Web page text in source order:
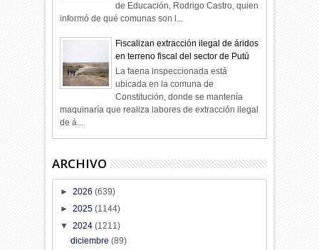
de Educación, Rodrigo Castro, quien
informó de qué comunas son l...
Fiscalizan extracción ilegal de áridos
en terreno fiscal del sector de Putú
La faena inspeccionada está
ubicada en la comuna de
Constitución, donde se mantenía
maquinaría que realiza labores de extracción ilegal
de á...
ARCHIVO
►2026(639)
►2025(1144)
▼2024(1211)
diciembre (89)